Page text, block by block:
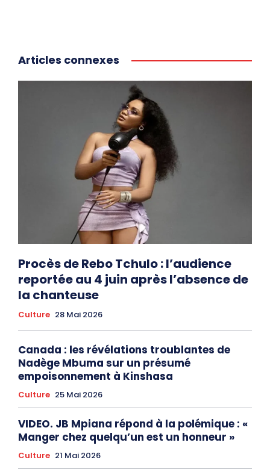
Articles connexes
Procès de Rebo Tchulo : l’audience
reportée au 4 juin après l’absence de
la chanteuse
Culture 28 Mai 2026
Canada : les révélations troublantes de
Nadège Mbuma sur un présumé
empoisonnement à Kinshasa
Culture 25 Mai 2026
VIDEO. JB Mpiana répond à la polémique : «
Manger chez quelqu’un est un honneur »
Culture 21 Mai 2026